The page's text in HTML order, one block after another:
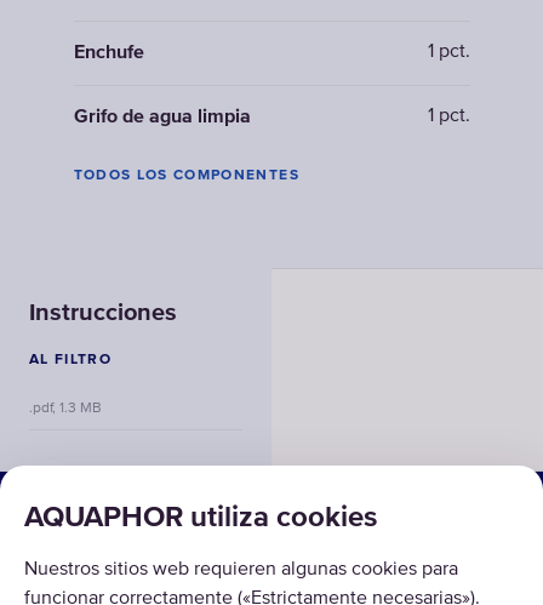
Enchufe 1 pct.
Grifo de agua limpia 1 pct.
TODOS LOS COMPONENTES
Instrucciones
AL FILTRO
.pdf, 1.3 MB
AQUAPHOR utiliza cookies
Nuestros sitios web requieren algunas cookies para
funcionar correctamente («Estrictamente necesarias»).